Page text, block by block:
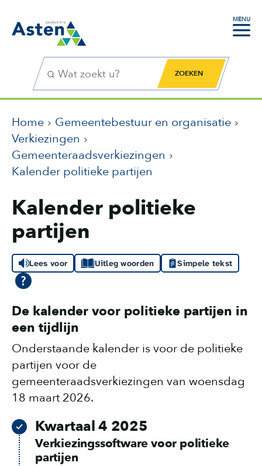
MENU
Zoekfunctie Zoekknop
Home
Gemeentebestuur en organisatie
Verkiezingen
Gemeenteraadsverkiezingen
Kalender politieke partijen
Kalender politieke
partijen
Lees voor Uitleg woorden Simpele tekst
De kalender voor politieke partijen in
een tijdlijn
Onderstaande kalender is voor de politieke
partijen voor de
gemeenteraadsverkiezingen van woensdag
18 maart 2026.
Kwartaal 4 2025
Verkiezingssoftware voor politieke
partijen